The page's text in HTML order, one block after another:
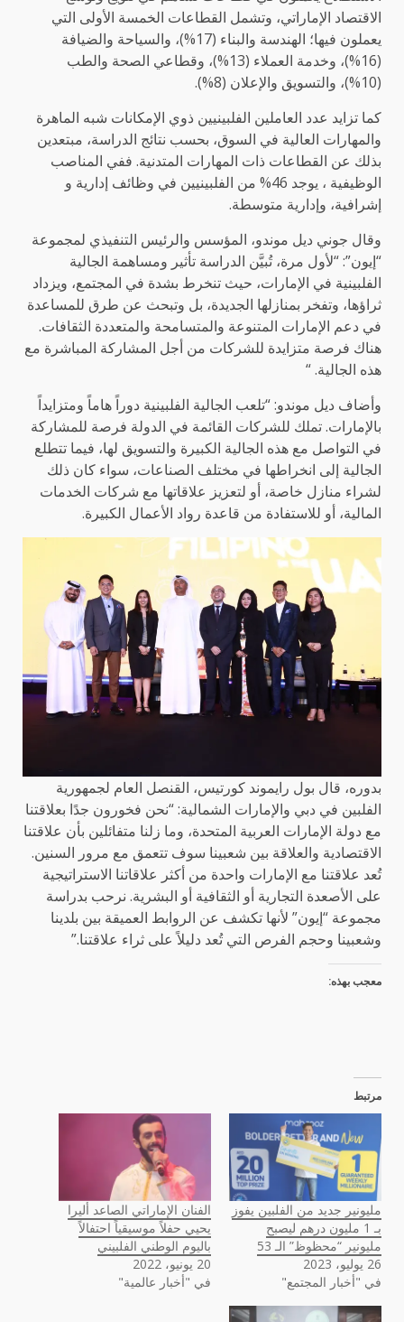
الاقتصاد الإماراتي، وتشمل القطاعات الخمسة الأولى التي
يعملون فيها؛ الهندسة والبناء (17%)، والسياحة والضيافة
(16%)، وخدمة العملاء (13%)، وقطاعي الصحة والطب
(10%)، والتسويق والإعلان (8%).
كما تزايد عدد العاملين الفلبينيين ذوي الإمكانات شبه الماهرة
والمهارات العالية في السوق، بحسب نتائج الدراسة، مبتعدين
بذلك عن القطاعات ذات المهارات المتدنية. ففي المناصب
الوظيفية ، يوجد 46% من الفلبينيين في وظائف إدارية و
إشرافية، وإدارية متوسطة.
وقال جوني ديل موندو، المؤسس والرئيس التنفيذي لمجموعة
“إيون”: “لأول مرة، تُبيَّن الدراسة تأثير ومساهمة الجالية
الفلبينية في الإمارات، حيث تنخرط بشدة في المجتمع، ويزداد
ثراؤها، وتفخر بمنازلها الجديدة، بل وتبحث عن طرق للمساعدة
في دعم الإمارات المتنوعة والمتسامحة والمتعددة الثقافات.
هناك فرصة متزايدة للشركات من أجل المشاركة المباشرة مع
هذه الجالية. “
وأضاف ديل موندو: “تلعب الجالية الفلبينية دوراً هاماً ومتزايداً
بالإمارات. تملك للشركات القائمة في الدولة فرصة للمشاركة
في التواصل مع هذه الجالية الكبيرة والتسويق لها، فيما تتطلع
الجالية إلى انخراطها في مختلف الصناعات، سواء كان ذلك
لشراء منازل خاصة، أو لتعزيز علاقاتها مع شركات الخدمات
المالية، أو للاستفادة من قاعدة رواد الأعمال الكبيرة.
بدوره، قال بول رايموند كورتيس، القنصل العام لجمهورية
الفلبين في دبي والإمارات الشمالية: “نحن فخورون جدًا بعلاقتنا
مع دولة الإمارات العربية المتحدة، وما زلنا متفائلين بأن علاقتنا
الاقتصادية والعلاقة بين شعبينا سوف تتعمق مع مرور السنين.
تُعد علاقتنا مع الإمارات واحدة من أكثر علاقاتنا الاستراتيجية
على الأصعدة التجارية أو الثقافية أو البشرية. نرحب بدراسة
مجموعة “إيون” لأنها تكشف عن الروابط العميقة بين بلدينا
وشعبينا وحجم الفرص التي تُعد دليلاً على ثراء علاقتنا.”
معجب بهذه:
مرتبط
مليونير جديد من الفلبين يفوز
بـ 1 مليون درهم ليصبح
مليونير “محظوظ” الـ 53
26 يوليو، 2023
في "أخبار المجتمع"
الفنان الإماراتي الصاعد أليرا
يحيي حفلاً موسيقياً احتفالاً
باليوم الوطني الفلبيني
20 يونيو، 2022
في "أخبار عالمية"